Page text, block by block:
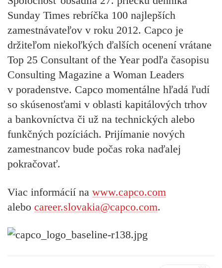
Sunday Times rebríčka 100 najlepších
zamestnávateľov v roku 2012. Capco je
držiteľom niekoľkých ďalších ocenení vrátane
Top 25 Consultant of the Year podľa časopisu
Consulting Magazine a Woman Leaders
v poradenstve. Capco momentálne hľadá ľudí
so skúsenosťami v oblasti kapitálových trhov
a bankovníctva či už na technických alebo
funkčných pozíciách. Prijímanie nových
zamestnancov bude počas roka naďalej
pokračovať.
Viac informácií na www.capco.com
alebo career.slovakia@capco.com.